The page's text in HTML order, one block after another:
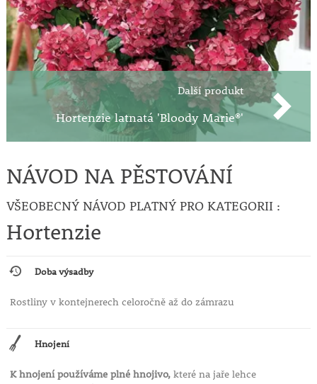
jaře postupně v několika letech, aby nebyla ztráta
květů příliš patrná.
Další produkt
Hortenzie latnatá 'Bloody Marie®'
NÁVOD NA PĚSTOVÁNÍ
VŠEOBECNÝ NÁVOD PLATNÝ PRO KATEGORII :
Hortenzie
Doba výsadby
Rostliny v kontejnerech celoročně až do zámrazu
Hnojení
K hnojení používáme plné hnojivo,které na jaře lehce